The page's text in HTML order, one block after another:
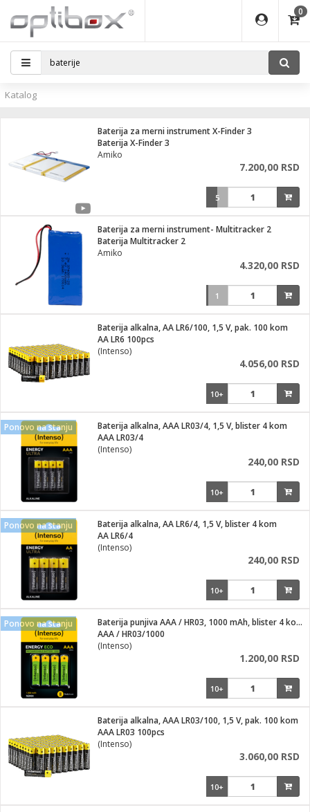
0
table
mesa
ostalo
Vitrine
pribor
i pribor
svetla
i kutije
i oprema
- Analogija
IP kamere
oprema
Katalog
Baterija za merni instrument X-Finder 3
Baterija X-Finder 3
Amiko
7.200,00 RSD
5
Baterija za merni instrument- Multitracker 2
Baterija Multitracker 2
Amiko
4.320,00 RSD
1
Baterija alkalna, AA LR6/100, 1,5 V, pak. 100 kom
AA LR6 100pcs
(Intenso)
4.056,00 RSD
10+
Ponovo na stanju
Baterija alkalna, AAA LR03/4, 1,5 V, blister 4 kom
AAA LR03/4
(Intenso)
240,00 RSD
10+
Ponovo na stanju
Baterija alkalna, AA LR6/4, 1,5 V, blister 4 kom
AA LR6/4
(Intenso)
240,00 RSD
10+
Ponovo na stanju
Baterija punjiva AAA / HR03, 1000 mAh, blister 4 kom
AAA / HR03/1000
(Intenso)
1.200,00 RSD
10+
Baterija alkalna, AAA LR03/100, 1,5 V, pak. 100 kom
AAA LR03 100pcs
(Intenso)
3.060,00 RSD
10+